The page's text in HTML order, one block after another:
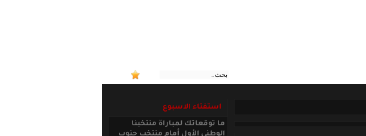
استفتاء الاسبوع
ما توقعاتك لمباراة منتخبنا
الوطني الأول أمام منتخب جنوب